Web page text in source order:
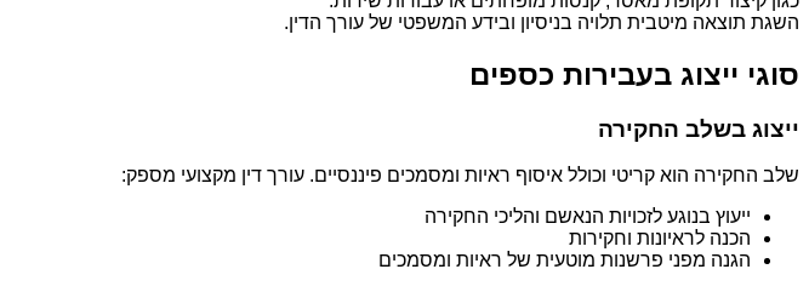
השגת תוצאה מיטבית תלויה בניסיון ובידע המשפטי של עורך הדין.
סוגי ייצוג בעבירות כספים
ייצוג בשלב החקירה
שלב החקירה הוא קריטי וכולל איסוף ראיות ומסמכים פיננסיים. עורך דין מקצועי מספק:
ייעוץ בנוגע לזכויות הנאשם והליכי החקירה
הכנה לראיונות וחקירות
הגנה מפני פרשנות מוטעית של ראיות ומסמכים